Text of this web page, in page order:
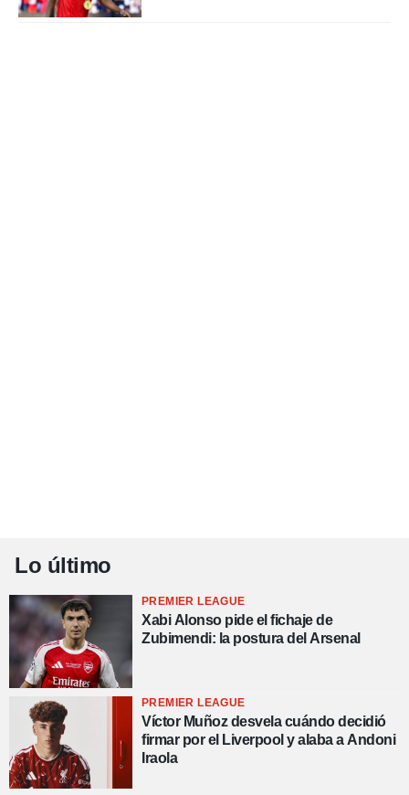
Lo último
PREMIER LEAGUE
Xabi Alonso pide el fichaje de
Zubimendi: la postura del Arsenal
PREMIER LEAGUE
Víctor Muñoz desvela cuándo decidió
firmar por el Liverpool y alaba a Andoni
Iraola